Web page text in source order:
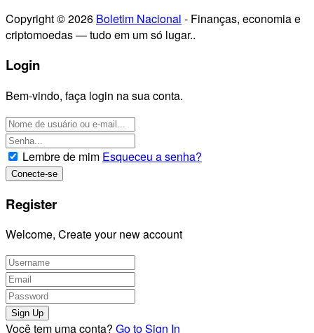
Copyright © 2026 Boletim Nacional - Finanças, economia e
criptomoedas — tudo em um só lugar..
Login
Bem-vindo, faça login na sua conta.
Lembre de mim Esqueceu a senha?
Register
Welcome, Create your new account
Você tem uma conta? Go to Sign In